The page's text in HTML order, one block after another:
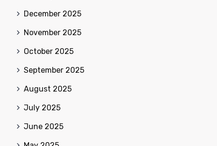
December 2025
November 2025
October 2025
September 2025
August 2025
July 2025
June 2025